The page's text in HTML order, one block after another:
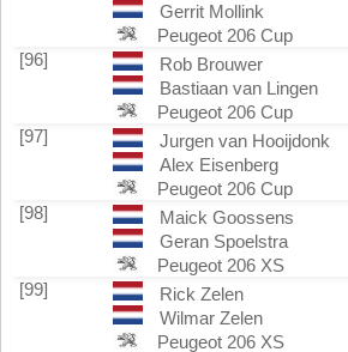
Gerrit Mollink
Peugeot 206 Cup
[96]
Rob Brouwer
Bastiaan van Lingen
Peugeot 206 Cup
[97]
Jurgen van Hooijdonk
Alex Eisenberg
Peugeot 206 Cup
[98]
Maick Goossens
Geran Spoelstra
Peugeot 206 XS
[99]
Rick Zelen
Wilmar Zelen
Peugeot 206 XS